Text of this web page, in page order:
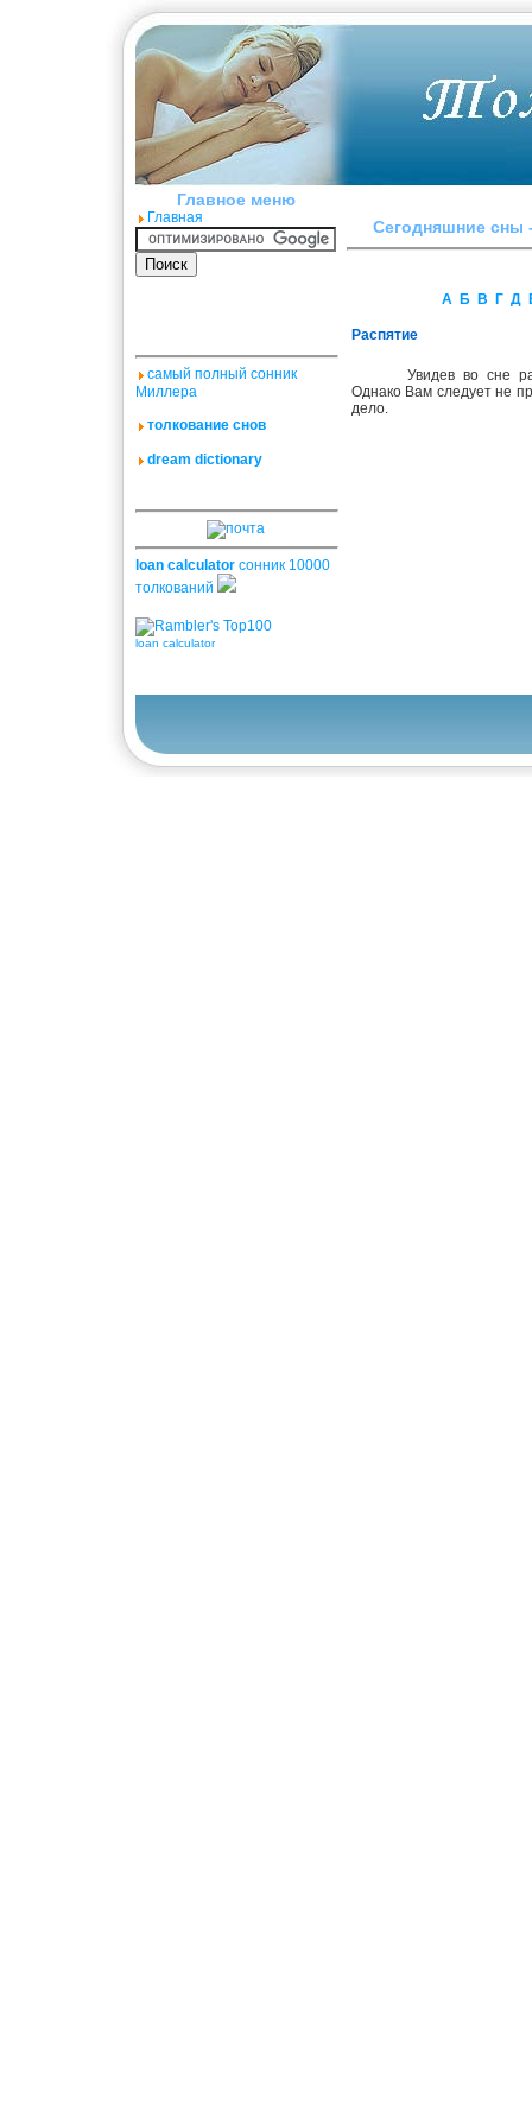
Главное меню
Главная
самый полный сонник
Миллера
толкование снов
dream dictionary
loan calculator сонник 10000
толкований
loan calculator
Сегодняшние сны
А Б В Г Д
Распятие
Увидев во сне
Однако Вам следует не
дело.